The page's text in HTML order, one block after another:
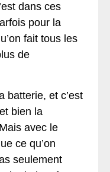
dans ces
pour la
fait tous les
de
batterie, et c’est
bien la
avec le
ce qu’on
seulement